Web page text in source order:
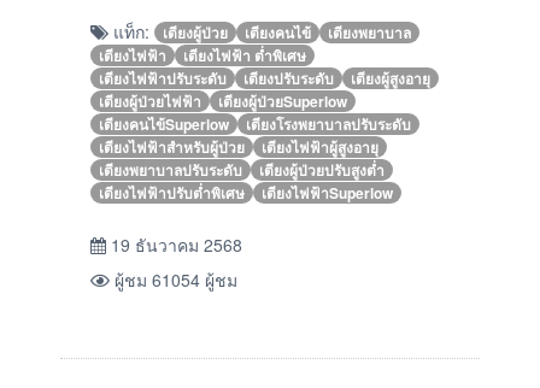
แท็ก: เตียงผู้ป่วย เตียงคนไข้
เตียงพยาบาล
เตียงไฟฟ้า
เตียงไฟฟ้า ต่ำพิเศษ
เตียงไฟฟ้าปรับระดับ
เตียงปรับระดับ
เตียงผู้สูงอายุ
เตียงผู้ป่วยไฟฟ้า
เตียงผู้ป่วยSuperlow
เตียงคนไข้Superlow
เตียงโรงพยาบาลปรับระดับ
เตียงไฟฟ้าสำหรับผู้ป่วย
เตียงไฟฟ้าผู้สูงอายุ
เตียงพยาบาลปรับระดับ
เตียงผู้ป่วยปรับสูงต่ำ
เตียงไฟฟ้าปรับต่ำพิเศษ
เตียงไฟฟ้าSuperlow
19 ธันวาคม 2568
ผู้ชม 61054 ผู้ชม